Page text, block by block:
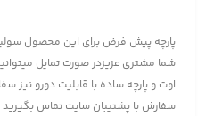
پارچه پیش فرض برای این محصول
شما مشتری عزیزدر صورت تمایل
اوت و پارچه ساده با قابلیت دورو نیز
سفارش با پشتیبان سایت تماس بگیرید